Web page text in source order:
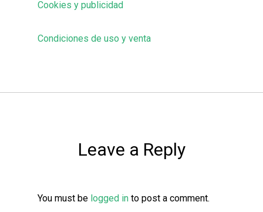
Cookies y publicidad
Condiciones de uso y venta
Leave a Reply
You must be logged in to post a comment.